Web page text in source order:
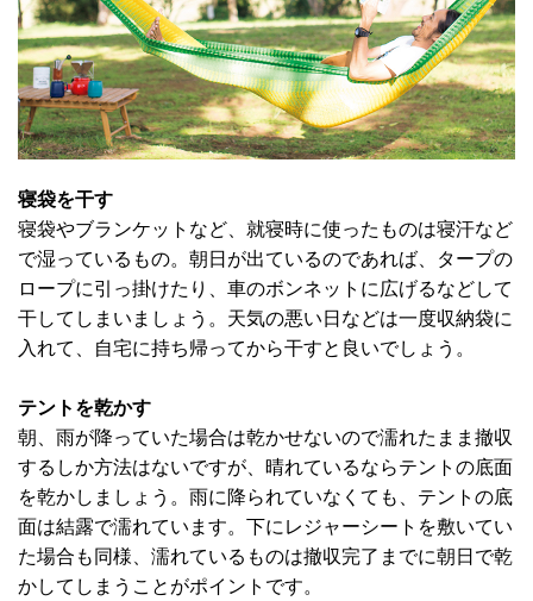
寝袋を干す
寝袋やブランケットなど、就寝時に使ったものは寝汗など
で湿っているもの。朝日が出ているのであれば、タープの
ロープに引っ掛けたり、車のボンネットに広げるなどして
干してしまいましょう。天気の悪い日などは一度収納袋に
入れて、自宅に持ち帰ってから干すと良いでしょう。
テントを乾かす
朝、雨が降っていた場合は乾かせないので濡れたまま撤収
するしか方法はないですが、晴れているならテントの底面
を乾かしましょう。雨に降られていなくても、テントの底
面は結露で濡れています。下にレジャーシートを敷いてい
た場合も同様、濡れているものは撤収完了までに朝日で乾
かしてしまうことがポイントです。